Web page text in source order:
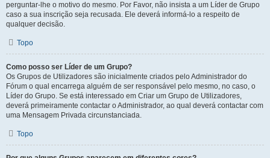
perguntar-lhe o motivo do mesmo. Por Favor, não insista a um Líder de Grupo
caso a sua inscrição seja recusada. Ele deverá informá-lo a respeito de
qualquer decisão.
Topo
Como posso ser Líder de um Grupo?
Os Grupos de Utilizadores são inicialmente criados pelo Administrador do
Fórum o qual encarrega alguém de ser responsável pelo mesmo, no caso, o
Líder do Grupo. Se está interessado em Criar um Grupo de Utilizadores,
deverá primeiramente contactar o Administrador, ao qual deverá contactar com
uma Mensagem Privada circunstanciada.
Topo